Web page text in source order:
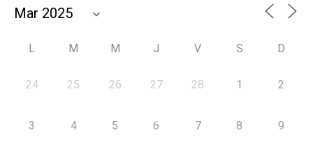
L M M J V S D
24 25 26 27 28 1 2
3 4 5 6 7 8 9